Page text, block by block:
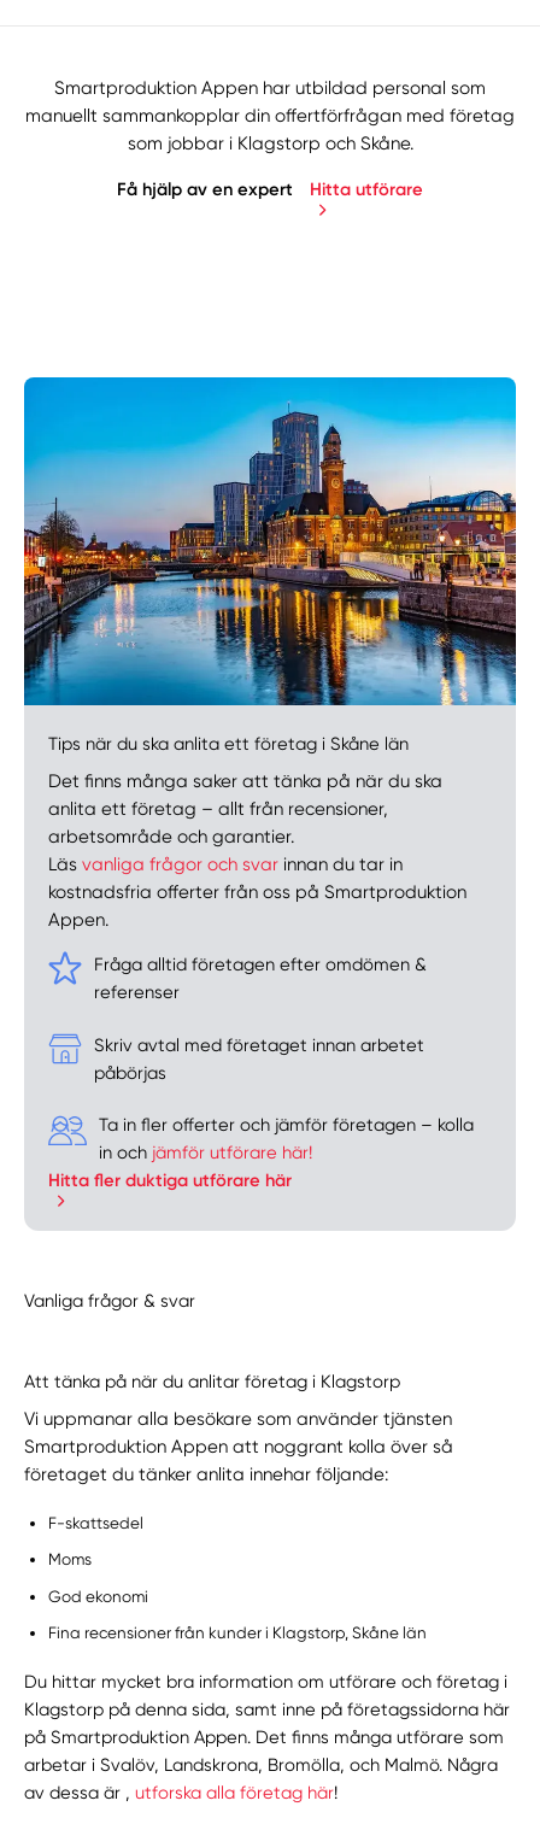
Välj tillvägagångssätt
Smartproduktion Appen har utbildad personal som
manuellt sammankopplar din offertförfrågan med företag
som jobbar i Klagstorp och Skåne.
Få hjälp av en expert Hitta utförare
Tips när du ska anlita ett företag i Skåne län
Det finns många saker att tänka på när du ska
anlita ett företag – allt från recensioner,
arbetsområde och garantier.
Läsvanliga frågor och svar innan du tar in
kostnadsfria offerter från oss på Smartproduktion
Appen.
Fråga alltid företagen efter omdömen &
referenser
Skriv avtal med företaget innan arbetet
påbörjas
Ta in fler offerter och jämför företagen – kolla
in och jämför utförare här!
Hitta fler duktiga utförare här
Vanliga frågor & svar
Att tänka på när du anlitar företag i Klagstorp
Vi uppmanar alla besökare som använder tjänsten
Smartproduktion Appen att noggrant kolla över så
företaget du tänker anlita innehar följande:
F-skattsedel
Moms
God ekonomi
Fina recensioner från kunder i Klagstorp, Skåne län
Du hittar mycket bra information om utförare och företag i
Klagstorp på denna sida, samt inne på företagssidorna här
på Smartproduktion Appen. Det finns många utförare som
arbetar i Svalöv, Landskrona, Bromölla, och Malmö. Några
av dessa är ,utforska alla företag här!